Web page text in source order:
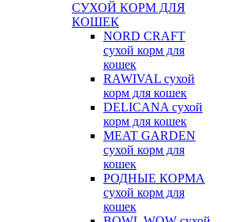
СУХОЙ КОРМ ДЛЯ
КОШЕК
NORD CRAFT
сухой корм для
кошек
RAWIVAL сухой
корм для кошек
DELICANA сухой
корм для кошек
MEAT GARDEN
сухой корм для
кошек
РОДНЫЕ КОРМА
сухой корм для
кошек